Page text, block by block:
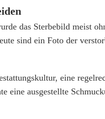
das Sterbebild meist
sind ein Foto der
eine
ausgestellte